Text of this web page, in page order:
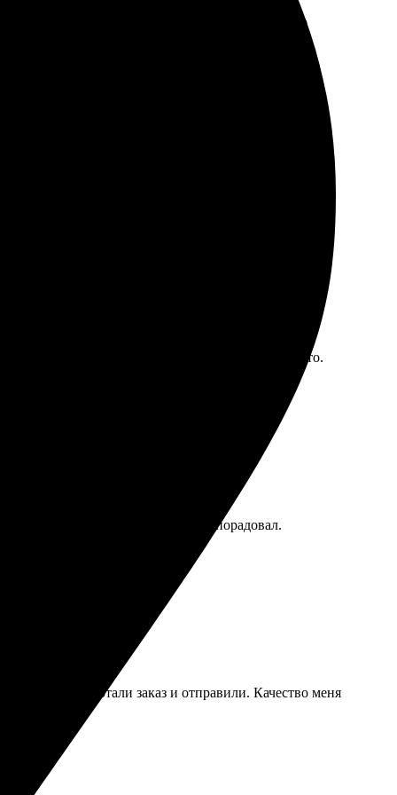
изображения, выбрал количество и ушло всего
итогом и рекомендую своим друзьям.
порадовал — четкие цвета и отличное
яркие. Заказ оформила на сайте, это было просто.
хотите сохранить важные моменты в жизни.
отличным качеством! Результат порадовал.
обработали заказ и отправили. Качество меня